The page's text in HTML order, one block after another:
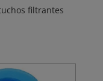
filtrantes